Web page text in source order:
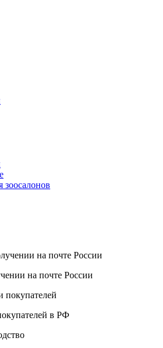
зоосалонов
на почте России
в РФ